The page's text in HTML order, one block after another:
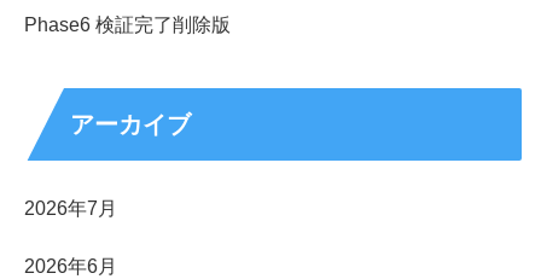
Phase6 検証完了削除版
アーカイブ
2026年7月
2026年6月